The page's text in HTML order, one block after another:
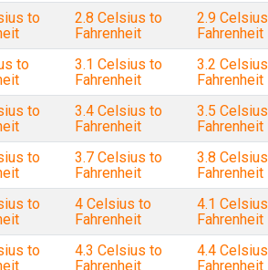
to
2.8 Celsius to
Fahrenheit
2.9
Fahrenheit
to
3.1 Celsius to
Fahrenheit
3.2
Fahrenheit
to
3.4 Celsius to
Fahrenheit
3.5
Fahrenheit
to
3.7 Celsius to
Fahrenheit
3.8
Fahrenheit
to
4 Celsius to
Fahrenheit
4.1
Fahrenheit
to
4.3 Celsius to
Fahrenheit
4.4
Fahrenheit